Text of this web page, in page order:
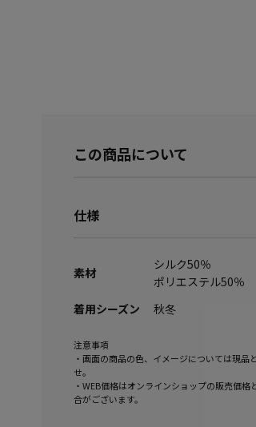
この商品について
仕様
素材
シルク50％
ポリエステル50％
着用シーズン
秋冬
注意事項
・画面の商品の色、イメージについては現
せ。
・WEB価格はオンラインショップの販売価
合がございます。